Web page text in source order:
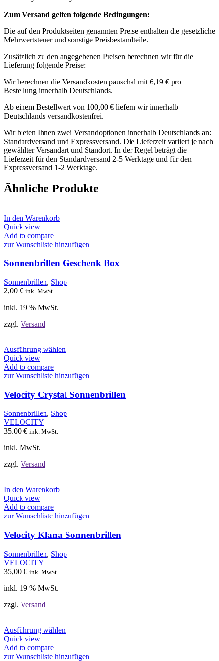
Zum Versand gelten folgende Bedingungen:
Die auf den Produktseiten genannten Preise enthalten die gesetzliche
Mehrwertsteuer und sonstige Preisbestandteile.
Zusätzlich zu den angegebenen Preisen berechnen wir für die
Lieferung folgende Preise:
Wir berechnen die Versandkosten pauschal mit 6,19 € pro
Bestellung innerhalb Deutschlands.
Ab einem Bestellwert von 100,00 € liefern wir innerhalb
Deutschlands versandkostenfrei.
Wir bieten Ihnen zwei Versandoptionen innerhalb Deutschlands an:
Standardversand und Expressversand. Die Lieferzeit variiert je nach
gewählter Versandart und Standort. In der Regel beträgt die
Lieferzeit für den Standardversand 2-5 Werktage und für den
Expressversand 1-2 Werktage.
Ähnliche Produkte
In den Warenkorb
Quick view
Add to compare
zur Wunschliste hinzufügen
Sonnenbrillen Geschenk Box
Sonnenbrillen, Shop
2,00 € ink. MwSt.
inkl. 19 % MwSt.
zzgl. Versand
Ausführung wählen
mehrere
auf.
Die
Optionen
können
Quick view
Add to compare
zur Wunschliste hinzufügen
Velocity Crystal Sonnenbrillen
Sonnenbrillen, Shop
VELOCITY
35,00 € ink. MwSt.
inkl. MwSt.
zzgl. Versand
In den Warenkorb
Quick view
Add to compare
zur Wunschliste hinzufügen
Velocity Klana Sonnenbrillen
Sonnenbrillen, Shop
VELOCITY
35,00 € ink. MwSt.
inkl. 19 % MwSt.
zzgl. Versand
Ausführung wählen
mehrere
Quick view
Add to compare
zur Wunschliste hinzufügen